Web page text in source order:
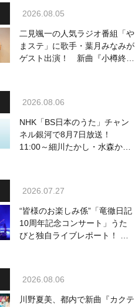
2026.08.05
二見颯一の人気ラジオ番組「や
まステ」に歌手・葉月みなみが
ゲスト出演！ 新曲『小樽終着
2026.08.06
NHK「BS日本のうた」チャン
ネル銀河で8月7日放送！
11:00～細川たかし・水森かお
2026.07.27
“皆様のお楽しみ係”「竜徹日記
10周年記念コンサート」うた
びと独自ライブレポート！ 即
2026.08.06
川野夏美、都内で新曲『カクテ